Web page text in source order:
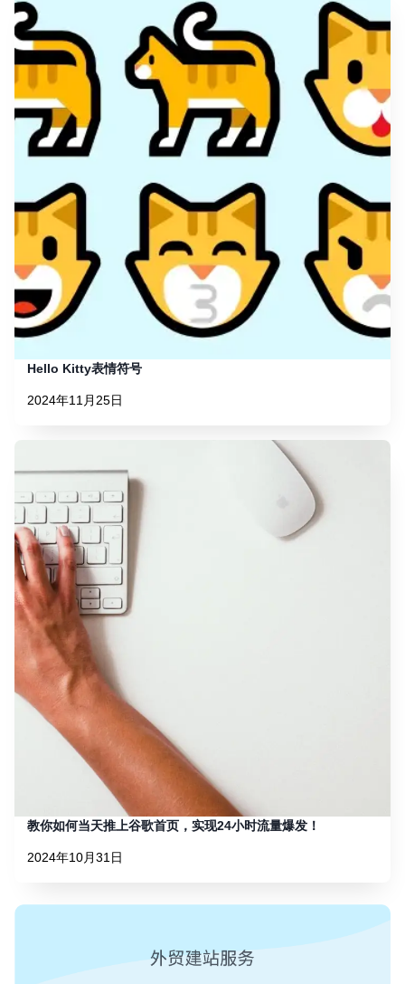
Hello Kitty表情符号
2024年11月25日
教你如何当天推上谷歌首页，实现24小时流量爆发！
2024年10月31日